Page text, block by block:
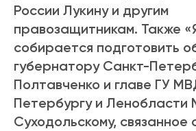
России Лукину и другим
правозащитникам. Также
собирается подготовить
губернатору Санкт-
Полтавченко и главе ГУ
Петербургу и Ленобласти
Суходольскому, связанное